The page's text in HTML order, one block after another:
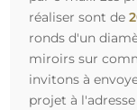
réaliser sont de
ronds d'un
miroirs sur
invitons à
projet à